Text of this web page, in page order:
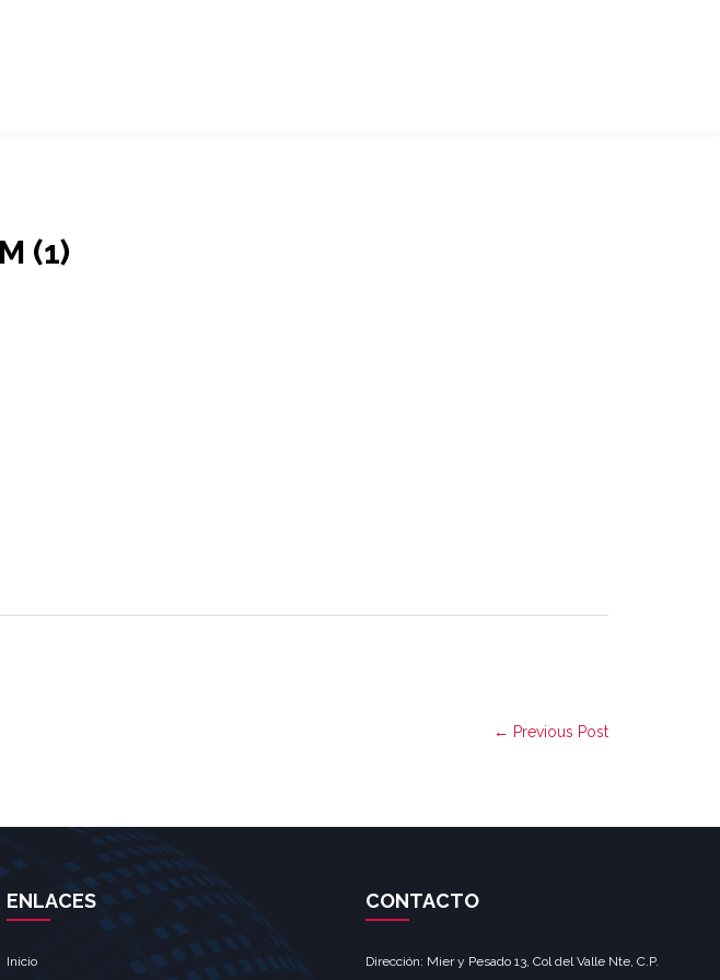
(1)
← Previous Post
ENLACES
Inicio
CONTACTO
Dirección: Mier y Pesado 13, Col del Valle Nte, C.P.